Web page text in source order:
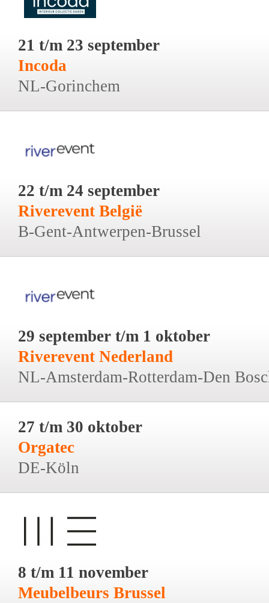
21 t/m 23 september
Incoda
NL-Gorinchem
22 t/m 24 september
Riverevent België
B-Gent-Antwerpen-Brussel
29 september t/m 1 oktober
Riverevent Nederland
NL-Amsterdam-Rotterdam-Den
27 t/m 30 oktober
Orgatec
DE-Köln
8 t/m 11 november
Meubelbeurs Brussel